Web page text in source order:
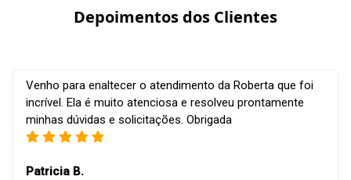
Depoimentos dos Clientes
Venho para enaltecer o atendimento da Roberta que foi
incrível. Ela é muito atenciosa e resolveu prontamente
minhas dúvidas e solicitações. Obrigada
Patricia B.